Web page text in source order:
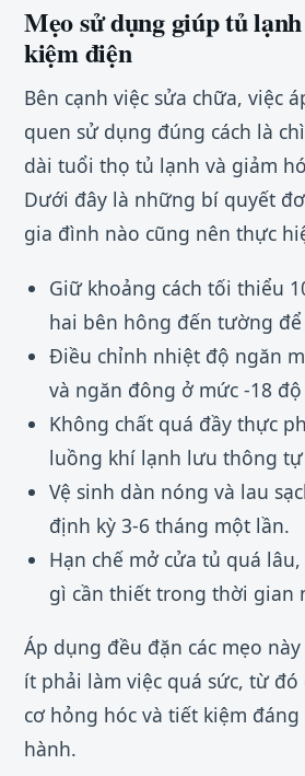
Mẹo sử dụng giúp tủ
kiệm điện
Bên cạnh việc sửa chữa, việc
quen sử dụng đúng cách là
dài tuổi thọ tủ lạnh và giảm
Dưới đây là những bí quyết
gia đình nào cũng nên thực
Giữ khoảng cách tối thiểu
hai bên hông đến tường
Điều chỉnh nhiệt độ ngăn
và ngăn đông ở mức -18 độ
Không chất quá đầy thực
luồng khí lạnh lưu thông
Vệ sinh dàn nóng và lau
định kỳ 3-6 tháng một lần.
Hạn chế mở cửa tủ quá
gì cần thiết trong thời gian
Áp dụng đều đặn các mẹo
ít phải làm việc quá sức, từ
cơ hỏng hóc và tiết kiệm
hành.